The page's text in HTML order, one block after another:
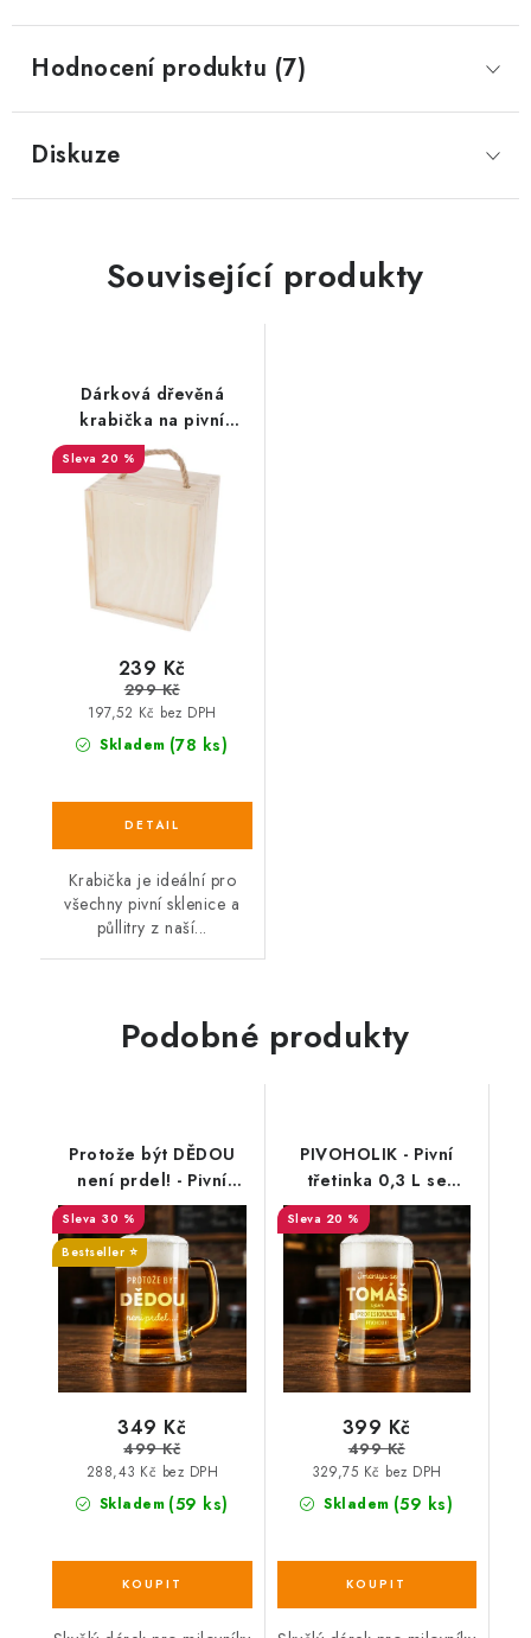
Hodnocení produktu (7)
Diskuze
Související produkty
Dárková dřevěná
krabička na pivní
půllitr
20 %
Skladem (78 ks)
197,52 Kč bez DPH
239 Kč
299 Kč
Krabička je ideální pro
všechny pivní sklenice a
půllitry z naší...
Podobné produkty
Protože být DĚDOU
není prdel! - Pivní
třetinka 0,3 L
30 %
Bestseller ⭐️
Skladem (59 ks)
288,43 Kč bez DPH
349 Kč
499 Kč
PIVOHOLIK - Pivní
třetinka 0,3 L se
jménem
20 %
Skladem (59 ks)
329,75 Kč bez DPH
399 Kč
499 Kč